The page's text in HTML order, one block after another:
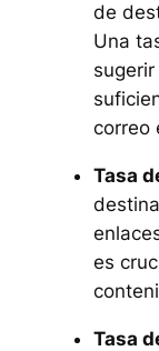
de
Una
correo
Tasa
es
Tasa